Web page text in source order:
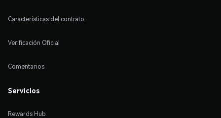
Características del contrato
Verificación Oficial
Comentarios
Servicios
Rewards Hub